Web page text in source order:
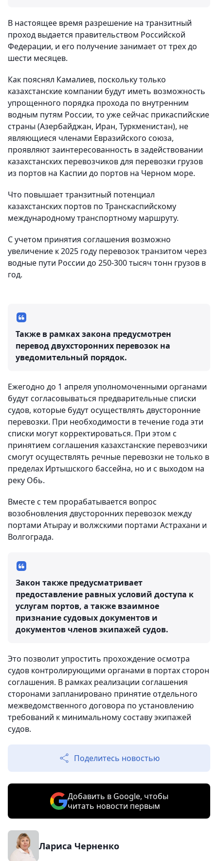
В настоящее время разрешение на транзитный
проход выдается правительством Российской
Федерации, и его получение занимает от трех до
шести месяцев.
Как пояснял Камалиев, поскольку только
казахстанские компании будут иметь возможность
упрощенного порядка прохода по внутренним
водным путям России, то уже сейчас прикаспийские
страны (Азербайджан, Иран, Туркменистан), не
являющиеся членами Евразийского союза,
проявляют заинтересованность в задействовании
казахстанских перевозчиков для перевозки грузов
из портов на Каспии до портов на Черном море.
Что повышает транзитный потенциал
казахстанских портов по Транскаспийскому
международному транспортному маршруту.
С учетом принятия соглашения возможно
увеличение к 2025 году перевозок транзитом через
водные пути России до 250-300 тысяч тонн грузов в
год.
Также в рамках закона предусмотрен
перевод двухсторонних перевозок на
уведомительный порядок.
Ежегодно до 1 апреля уполномоченными органами
будут согласовываться предварительные списки
судов, которые будут осуществлять двусторонние
перевозки. При необходимости в течение года эти
списки могут корректироваться. При этом с
принятием соглашения казахстанские перевозчики
смогут осуществлять речные перевозки не только в
пределах Иртышского бассейна, но и с выходом на
реку Обь.
Вместе с тем прорабатывается вопрос
возобновления двусторонних перевозок между
портами Атырау и волжскими портами Астрахани и
Волгограда.
Закон также предусматривает
предоставление равных условий доступа к
услугам портов, а также взаимное
признание судовых документов и
документов членов экипажей судов.
Это позволит упростить прохождение осмотра
судов контролирующими органами в портах сторон
соглашения. В рамках реализации соглашения
сторонами запланировано принятие отдельного
межведомственного договора по установлению
требований к минимальному составу экипажей
судов.
Поделитесь новостью
Добавить в Google, чтобы
читать новости первым
Лариса Черненко